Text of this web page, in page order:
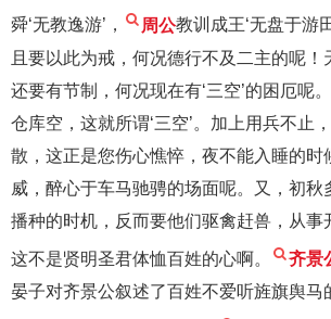
舜‘无教逸游’， 周公教训成王‘无盘于游
且要以此为戒，何况德行不及二主的呢！
还要有节制，何况现在有‘三空’的困厄呢
仓库空，这就所谓‘三空’。加上用兵不止
散，这正是您伤心憔悴，夜不能入睡的时
威，醉心于车马驰骋的场面呢。又，初秋
播种的时机，反而要他们驱禽赶兽，从事
这不是贤明圣君体恤百姓的心啊。 齐景
晏子对齐景公叙述了百姓不爱听旌旗舆马